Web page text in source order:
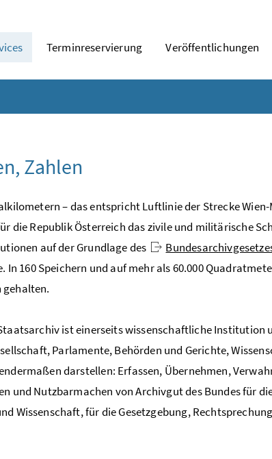
Terminreservierung Veröffentlichungen
Zahlen
– das entspricht Luftlinie der Strecke
die Republik Österreich das zivile und militärische
auf der Grundlage des
In 160 Speichern und auf mehr als 60.000
gehalten.
ist einerseits wissenschaftliche
Parlamente, Behörden und Gerichte,
darstellen: Erfassen, Übernehmen,
und Nutzbarmachen von Archivgut des Bundes für
Wissenschaft, für die Gesetzgebung,